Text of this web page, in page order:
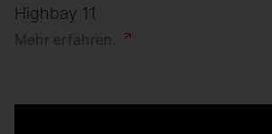
Highbay 11
Mehr erfahren.